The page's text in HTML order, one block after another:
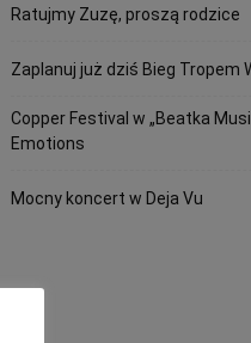
Ratujmy Zuzę, proszą rodzice
Zaplanuj już dziś Bieg Tropem
Copper Festival w „Beatka
Emotions
Mocny koncert w Deja Vu